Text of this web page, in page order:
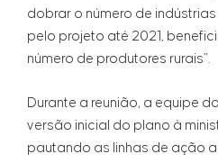
dobrar o número de
pelo projeto até 2021,
número de produtores rurais”.
Durante a reunião, a equipe
versão inicial do plano à
pautando as linhas de ação